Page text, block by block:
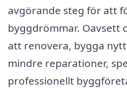
avgörande steg för att
byggdrömmar. Oavsett
att renovera, bygga
mindre reparationer,
professionellt